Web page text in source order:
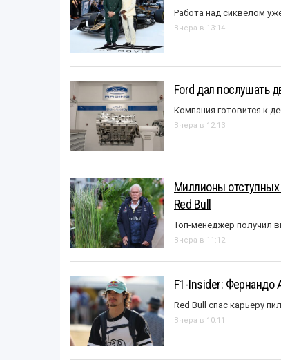
Работа над сиквелом
Вчера в 13:14
Ford дал послушать
Компания готовится к
Вчера в 12:13
Миллионы отступных
Red Bull
Топ-менеджер получил
Вчера в 11:12
F1-Insider: Фернандо
Red Bull спас карьеру
Вчера в 10:11